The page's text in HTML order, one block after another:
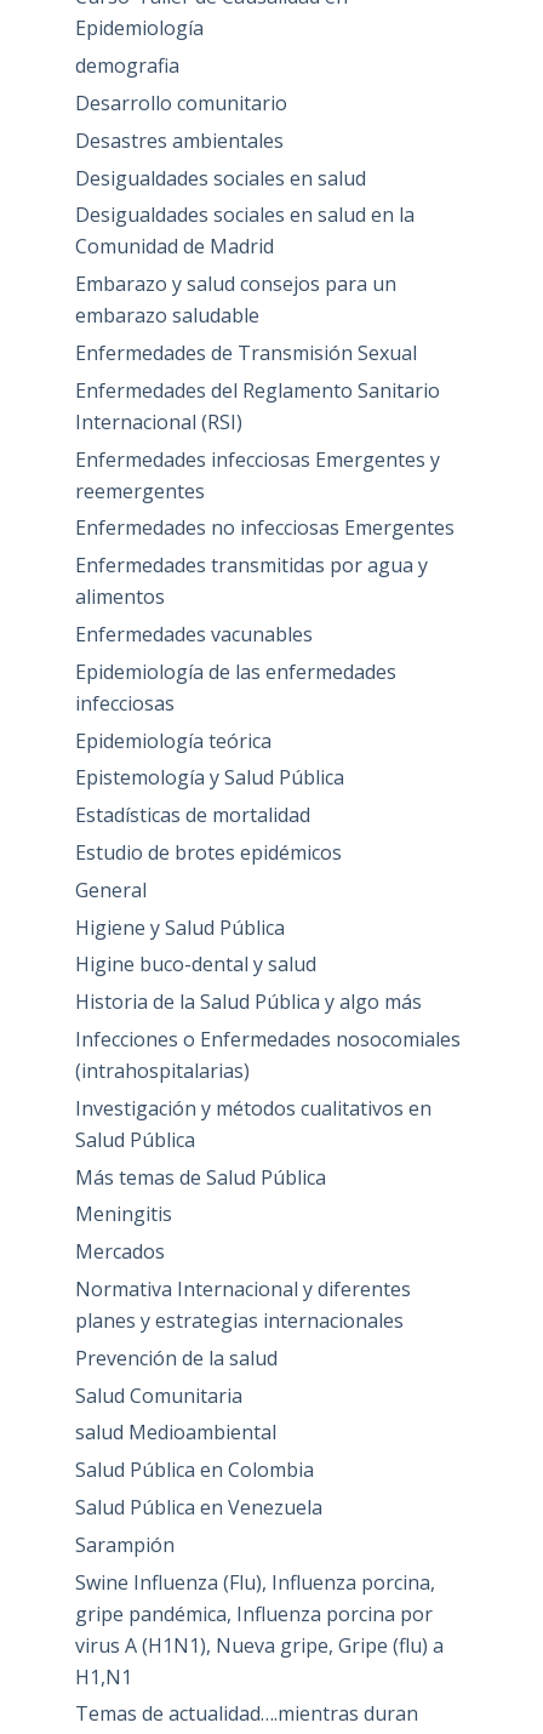
Epidemiología
demografia
Desarrollo comunitario
Desastres ambientales
Desigualdades sociales en salud
Desigualdades sociales en salud en la
Comunidad de Madrid
Embarazo y salud consejos para un
embarazo saludable
Enfermedades de Transmisión Sexual
Enfermedades del Reglamento Sanitario
Internacional (RSI)
Enfermedades infecciosas Emergentes y
reemergentes
Enfermedades no infecciosas Emergentes
Enfermedades transmitidas por agua y
alimentos
Enfermedades vacunables
Epidemiología de las enfermedades
infecciosas
Epidemiología teórica
Epistemología y Salud Pública
Estadísticas de mortalidad
Estudio de brotes epidémicos
General
Higiene y Salud Pública
Higine buco-dental y salud
Historia de la Salud Pública y algo más
Infecciones o Enfermedades nosocomiales
(intrahospitalarias)
Investigación y métodos cualitativos en
Salud Pública
Más temas de Salud Pública
Meningitis
Mercados
Normativa Internacional y diferentes
planes y estrategias internacionales
Prevención de la salud
Salud Comunitaria
salud Medioambiental
Salud Pública en Colombia
Salud Pública en Venezuela
Sarampión
Swine Influenza (Flu), Influenza porcina,
gripe pandémica, Influenza porcina por
virus A (H1N1), Nueva gripe, Gripe (flu) a
H1,N1
Temas de actualidad….mientras duran